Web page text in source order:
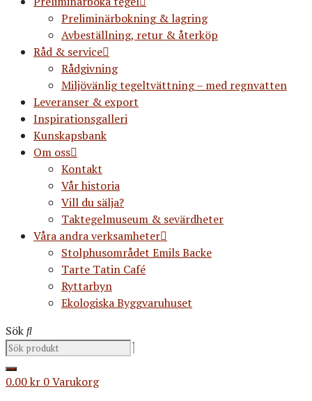
Preliminärbokning & lagring
Avbeställning, retur & återköp
Råd & service
Rådgivning
Miljövänlig tegeltvättning – med regnvatten
Leveranser & export
Inspirationsgalleri
Kunskapsbank
Om oss
Kontakt
Vår historia
Vill du sälja?
Taktegelmuseum & sevärdheter
Våra andra verksamheter
Stolphusområdet Emils Backe
Tarte Tatin Café
Ryttarbyn
Ekologiska Byggvaruhuset
Sök
0.00kr 0Varukorg